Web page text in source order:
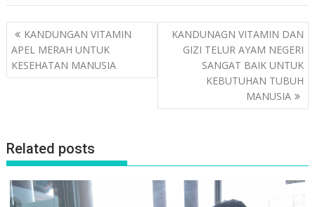
Post
navigation
KANDUNGAN VITAMIN
APEL MERAH UNTUK
KESEHATAN MANUSIA
KANDUNAGN VITAMIN DAN
GIZI TELUR AYAM NEGERI
SANGAT BAIK UNTUK
KEBUTUHAN TUBUH
MANUSIA
Related posts